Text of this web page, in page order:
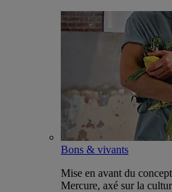
Bons & vivants
Mise en avant du
Mercure, axé sur la